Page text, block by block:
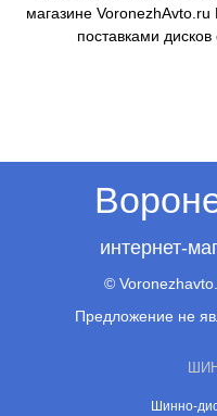
магазине
поставками
интернет-
©
Предложение не
Шинно-